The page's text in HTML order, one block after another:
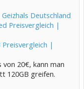
Deutschland
Preisvergleich |
Preisvergleich |
20€, kann man
120GB greifen.